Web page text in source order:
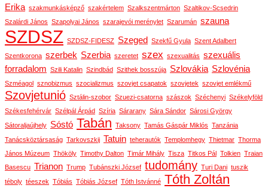
Erika szakmunkásképző szakértelem Szalkszentmárton Szaltikov-Scsedrin
Szalárdi János Szapolyai János szarajevói merénylet Szarumán szauna
SZDSZ SZDSZ-FIDESZ Szeged Szekfű Gyula Szent Adalbert
Szentkorona szerbek Szerbia szeretet szex szexualitás szexuális
forradalom Szili Katalin Szindbád Szithek bosszúja Szlovákia Szlovénia
Szméagol sznobizmus szocializmus szovjet csapatok szovjetek szovjet emlékmű
Szovjetunió Sztálin-szobor Szuezi-csatorna szászok Széchenyi Székelyföld
Székesfehérvár Szélpál Árpád Szíria Sárarany Sára Sándor Sárosi György
Sátoraljaújhely Sóstó Tabán Taksony Tamás Gáspár Miklós Tanzánia
Tanácsköztársaság Tarkovszkij Tatuin teherautók Templomhegy Thietmar Thorma
János Múzeum Thököly Timothy Dalton Timár Mihály Tisza Titkos Pál Tolkien Traian
Basescu Trianon Trump Tubánszki József tudomány Turi Dani tuszik
téboly téeszek Tóbiás Tóbiás József Tóth Istvánné Tóth Zoltán